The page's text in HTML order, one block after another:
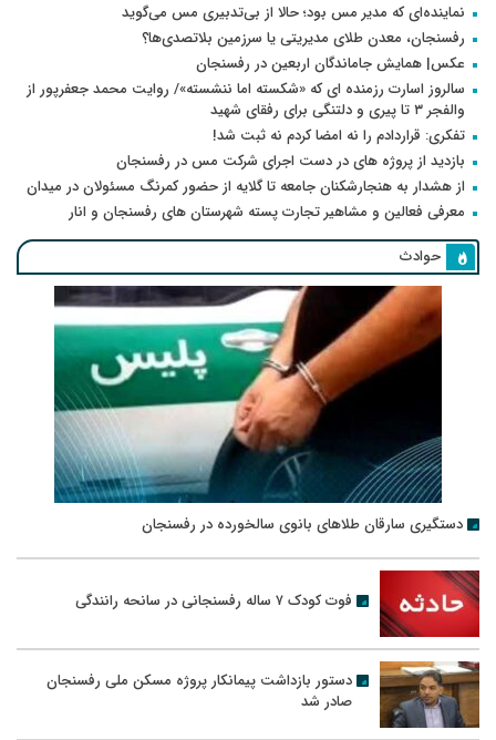
نماینده‌ای که مدیر مس بود؛ حالا از بی‌تدبیری مس می‌گوید
رفسنجان، معدن طلای مدیریتی یا سرزمین بلاتصدی‌ها؟
عکس| همایش جاماندگان اربعین در رفسنجان
سالروز اسارت رزمنده ای که «شکسته اما ننشسته»/ روایت محمد جعفرپور از
والفجر ۳ تا پیری و دلتنگی برای رفقای شهید
تفکری: قراردادم را نه امضا کردم نه ثبت شد!
بازدید از پروژه های در دست اجرای شرکت مس در رفسنجان
از هشدار به هنجارشکنان جامعه تا گلایه از حضور کمرنگ مسئولان در میدان
معرفی فعالین و مشاهیر تجارت پسته شهرستان های رفسنجان و انار
حوادث
دستگیری سارقان طلاهای بانوی سالخورده در رفسنجان
فوت کودک ۷ ساله رفسنجانی در سانحه رانندگی
دستور بازداشت پیمانکار پروژه مسکن ملی رفسنجان
صادر شد